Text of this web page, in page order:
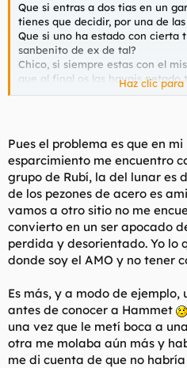
Que si entras a dos tias en un
tienes que decidir, por una de las
Que si uno ha estado con cierta
sanbenito de ex de tal?
Chico, si siempre estas con el
que al final os las hayais petado
soluciona conociendo a mas
delirando
saludos.
Haz clic para
Pues el problema es que en
esparcimiento me encuentro
grupo de Rubí, la del lunar es
de los pezones de acero es
vamos a otro sitio no me
convierto en un ser apocado
perdida y desorientado. Yo lo
donde soy el AMO y no tener
Es más, y a modo de ejemplo,
antes de conocer a Hammet
una vez que le metí boca a
otra me molaba aún más y
me di cuenta de que no